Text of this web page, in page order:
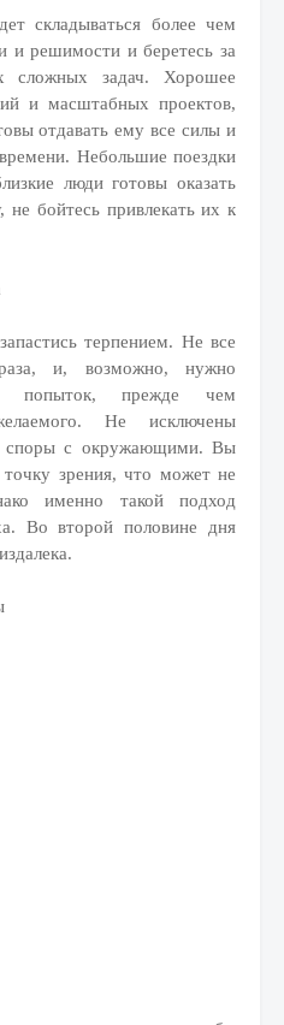
складываться более чем
и решимости и беретесь за
сложных задач. Хорошее
и масштабных проектов,
отдавать ему все силы и
Небольшие поездки
люди готовы оказать
бойтесь привлекать их к
терпением. Не все
и, возможно, нужно
попыток, прежде чем
Не исключены
споры с окружающими. Вы
точку зрения, что может не
именно такой подход
Во второй половине дня